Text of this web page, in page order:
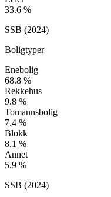
33.6 %
SSB (2024)
Boligtyper
Enebolig
68.8 %
Rekkehus
9.8 %
Tomannsbolig
7.4 %
Blokk
8.1 %
Annet
5.9 %
SSB (2024)